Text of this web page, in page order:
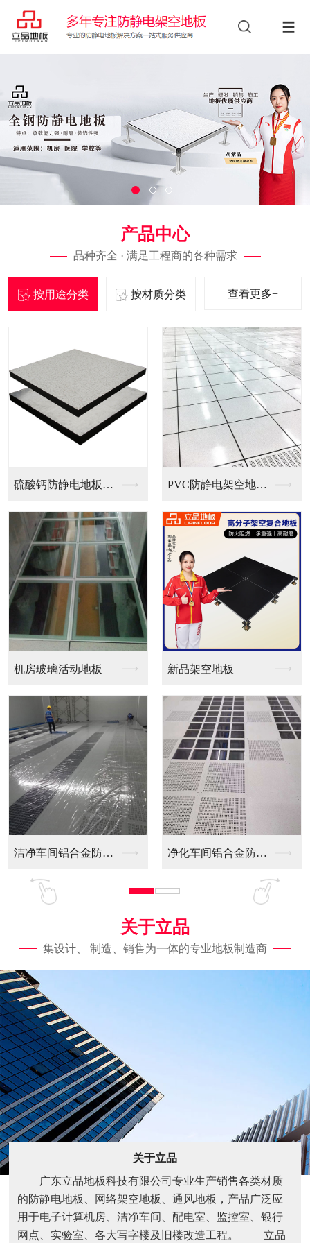
产品中心
品种齐全 · 满足工程商的各种需求
按用途分类 按材质分类 查看更多+
新品架空地板
全钢无边防静电地板
全铝防静电地板
关于立品
集设计、 制造、销售为一体的专业地板制造商
关于立品
广东立品地板科技有限公司专业生产销售各类材质
的防静电地板、网络架空地板、通风地板，产品广泛应
用于电子计算机房、洁净车间、配电室、监控室、银行
网点、实验室、各大写字楼及旧楼改造工程。 立品